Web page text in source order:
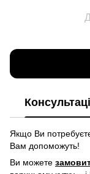
Якщо Ви
Вам допоможуть!
Ви можете